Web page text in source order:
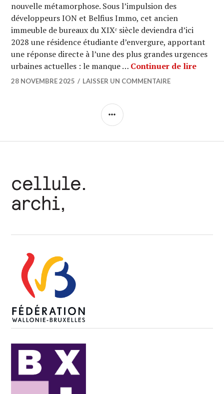
nouvelle métamorphose. Sous l’impulsion des
développeurs ION et Belfius Immo, cet ancien
immeuble de bureaux du XIXᵉ siècle deviendra d’ici
2028 une résidence étudiante d’envergure, apportant
une réponse directe à l’une des plus grandes urgences
urbaines actuelles : le manque … Continuer de lire
28 NOVEMBRE 2025 LAISSER UN COMMENTAIRE
COLONNE